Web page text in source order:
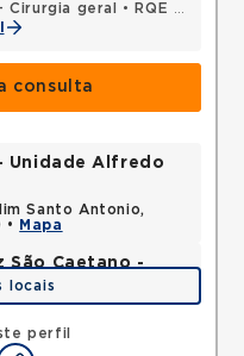
Cirurgia geral •
RQE 62831 - Urologia
consulta
perfil
Unidade Alfredo
Santo Antonio,
•
Mapa
São Caetano -
Caetano do Sul,
locais